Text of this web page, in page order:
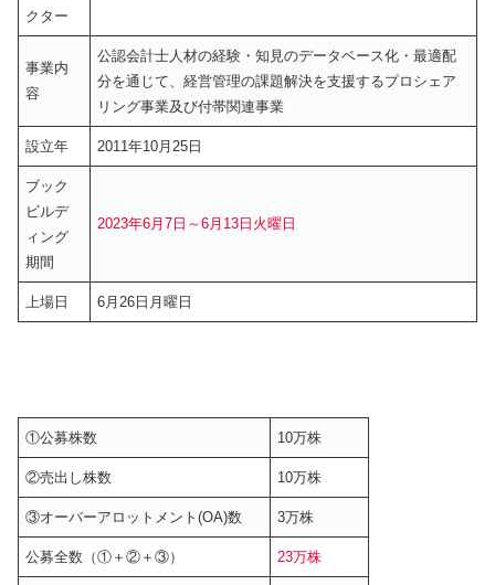
クター
事業内
容
公認会計士人材の経験・知見のデータベース化・最適配
分を通じて、経営管理の課題解決を支援するプロシェア
リング事業及び付帯関連事業
設立年 2011年10月25日
ブック
ビルデ
ィング
期間
2023年6月7日～6月13日火曜日
上場日 6月26日月曜日
①公募株数 10万株
②売出し株数 10万株
③オーバーアロットメント(OA)数 3万株
公募全数（①＋②＋③） 23万株